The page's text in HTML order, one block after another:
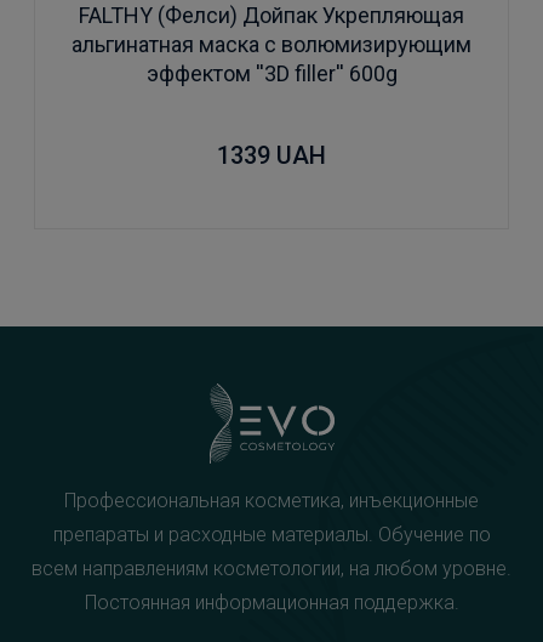
FALTHY (Фелси) Дойпак Укрепляющая
альгинатная маска с волюмизирующим
эффектом ''3D filler'' 600g
1339 UAH
Профессиональная косметика, инъекционные
препараты и расходные материалы. Обучение по
всем направлениям косметологии, на любом уровне.
Постоянная информационная поддержка.